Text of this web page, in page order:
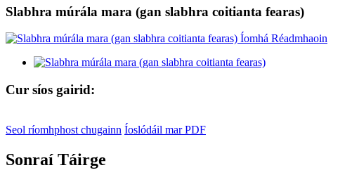
Slabhra múrála mara (gan slabhra coitianta fearas)
Cur síos gairid:
Seol ríomhphost chugainn Íoslódáil mar PDF
Sonraí Táirge